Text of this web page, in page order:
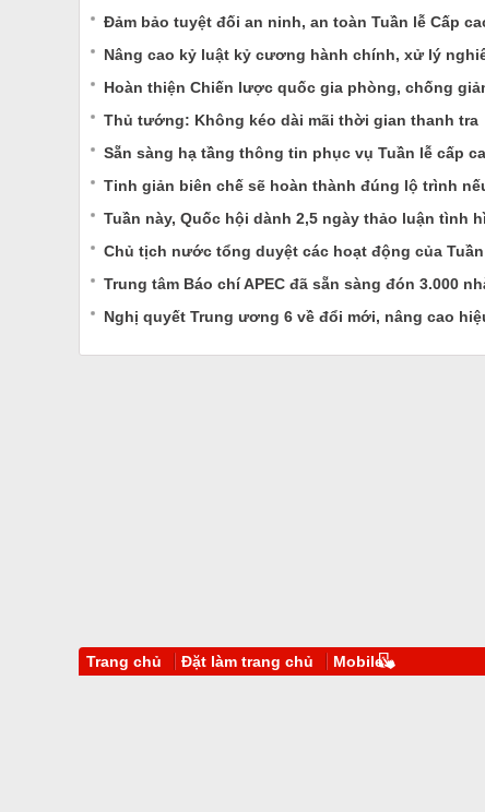
Đảm bảo tuyệt đối an ninh, an toàn Tuần lễ Cấp
Nâng cao kỷ luật kỷ cương hành chính, xử lý
Hoàn thiện Chiến lược quốc gia phòng, chống
Thủ tướng: Không kéo dài mãi thời gian thanh tra
Sẵn sàng hạ tầng thông tin phục vụ Tuần lễ cấp
Tinh giản biên chế sẽ hoàn thành đúng lộ trình
Tuần này, Quốc hội dành 2,5 ngày thảo luận tình
Chủ tịch nước tổng duyệt các hoạt động của Tuần
Trung tâm Báo chí APEC đã sẵn sàng đón 3.000
Nghị quyết Trung ương 6 về đổi mới, nâng cao
Trang chủ Đặt làm trang chủ Mobile